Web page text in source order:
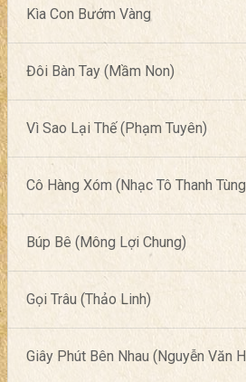
Kìa Con Bướm Vàng
Đôi Bàn Tay (Mầm Non)
Vì Sao Lại Thế (Phạm Tuyên)
Cô Hàng Xóm (Nhạc Tô Thanh
Búp Bê (Mông Lợi Chung)
Gọi Trâu (Thảo Linh)
Giây Phút Bên Nhau (Nguyễn Văn